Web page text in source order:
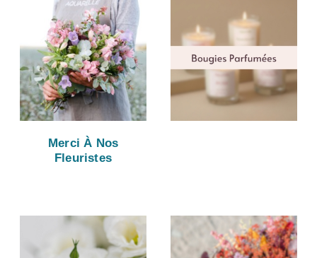
Merci À Nos
Fleuristes